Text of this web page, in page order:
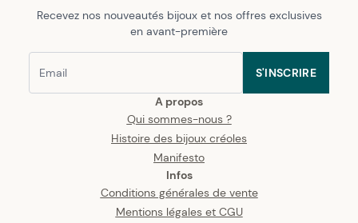
A propos
Qui sommes-nous ?
Histoire des bijoux créoles
Manifesto
Infos
Conditions générales de vente
Mentions légales et CGU
Recevez nos nouveautés bijoux et nos offres exclusives
en avant-première
S'INSCRIRE